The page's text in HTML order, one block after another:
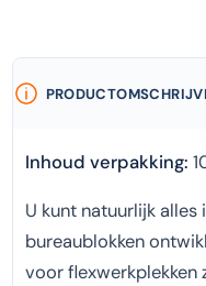
Inhoud verpakking:
U kunt natuurlijk
bureaublokken
voor flexwerkplekken